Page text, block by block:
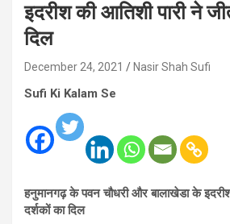
इदरीश की आतिशी पारी ने
दिल
December 24, 2021 Nasir Shah Sufi
Sufi Ki Kalam Se
हनुमानगढ़ के पवन चौधरी और बालाखेडा के
दर्शकों का दिल